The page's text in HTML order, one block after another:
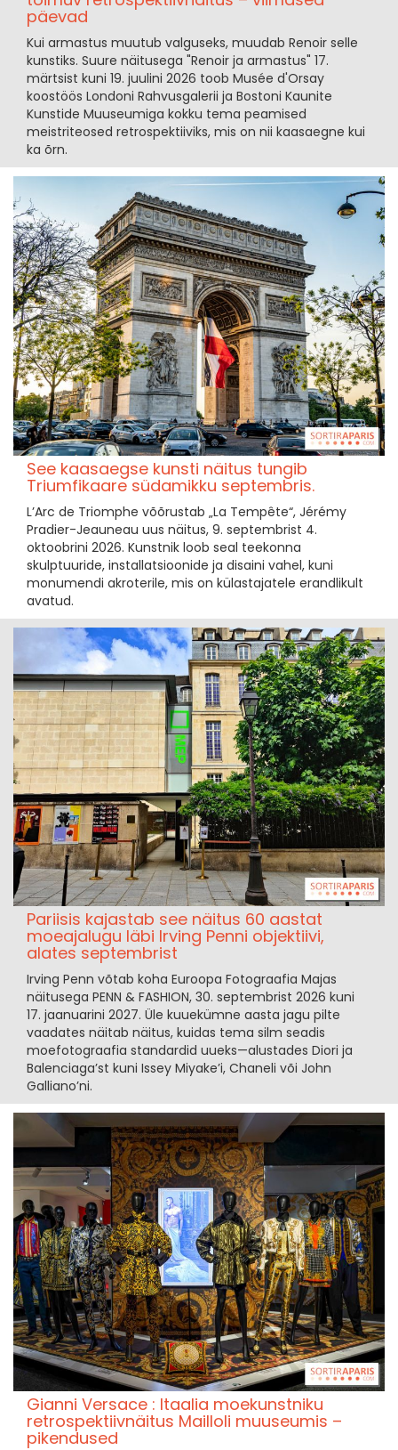
päevad
Kui armastus muutub valguseks, muudab Renoir selle
kunstiks. Suure näitusega "Renoir ja armastus" 17.
märtsist kuni 19. juulini 2026 toob Musée d'Orsay
koostöös Londoni Rahvusgalerii ja Bostoni Kaunite
Kunstide Muuseumiga kokku tema peamised
meistriteosed retrospektiiviks, mis on nii kaasaegne kui
ka õrn.
See kaasaegse kunsti näitus tungib
Triumfikaare südamikku septembris.
L’Arc de Triomphe võõrustab „La Tempête“, Jérémy
Pradier-Jeauneau uus näitus, 9. septembrist 4.
oktoobrini 2026. Kunstnik loob seal teekonna
skulptuuride, installatsioonide ja disaini vahel, kuni
monumendi akroterile, mis on külastajatele erandlikult
avatud.
Pariisis kajastab see näitus 60 aastat
moeajalugu läbi Irving Penni objektiivi,
alates septembrist
Irving Penn võtab koha Euroopa Fotograafia Majas
näitusega PENN & FASHION, 30. septembrist 2026 kuni
17. jaanuarini 2027. Üle kuuekümne aasta jagu pilte
vaadates näitab näitus, kuidas tema silm seadis
moefotograafia standardid uueks—alustades Diori ja
Balenciaga’st kuni Issey Miyake’i, Chaneli või John
Galliano’ni.
Gianni Versace : Itaalia moekunstniku
retrospektiivnäitus Mailloli muuseumis –
pikendused